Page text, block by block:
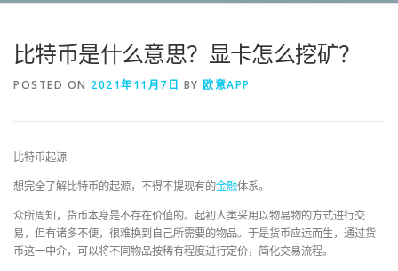
比特币是什么意思？显卡怎么挖矿？
POSTED ON 2021年11月7日 BY 欧意APP
比特币起源
想完全了解比特币的起源，不得不提现有的金融体系。
众所周知，货币本身是不存在价值的。起初人类采用以物易物的方式进行交
易，但有诸多不便，很难换到自己所需要的物品。于是货币应运而生，通过货
币这一中介，可以将不同物品按稀有程度进行定价，简化交易流程。